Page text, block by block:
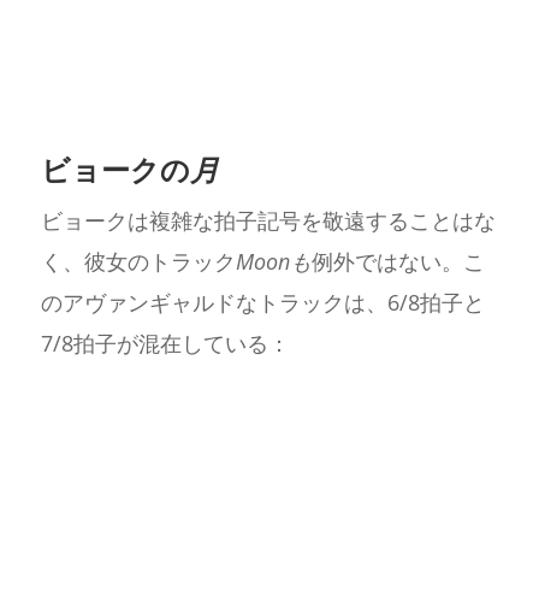
ビョークの月
ビョークは複雑な拍子記号を敬遠することはな
く、彼女のトラックMoonも例外ではない。こ
のアヴァンギャルドなトラックは、6/8拍子と
7/8拍子が混在している：